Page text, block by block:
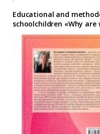
Educational and
schoolchildren «Why